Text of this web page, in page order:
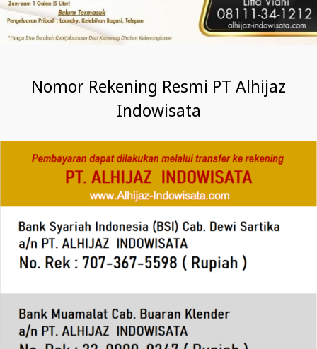
Nomor Rekening Resmi PT Alhijaz
Indowisata